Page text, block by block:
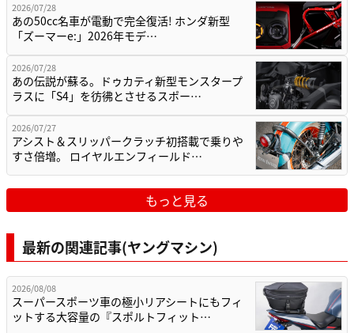
2026/07/28
あの50cc名車が電動で完全復活! ホンダ新型
「ズーマーe:」2026年モデ…
2026/07/28
あの伝説が蘇る。ドゥカティ新型モンスタープ
ラスに「S4」を彷彿とさせるスポー…
2026/07/27
アシスト＆スリッパークラッチ初搭載で乗りや
すさ倍増。 ロイヤルエンフィールド…
もっと見る
最新の関連記事(ヤングマシン)
2026/08/08
スーパースポーツ車の極小リアシートにもフィ
ットする大容量の『スポルトフィット…